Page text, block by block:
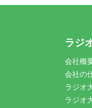
ラジ
会社概
会社の
ラジオ
ラジオ